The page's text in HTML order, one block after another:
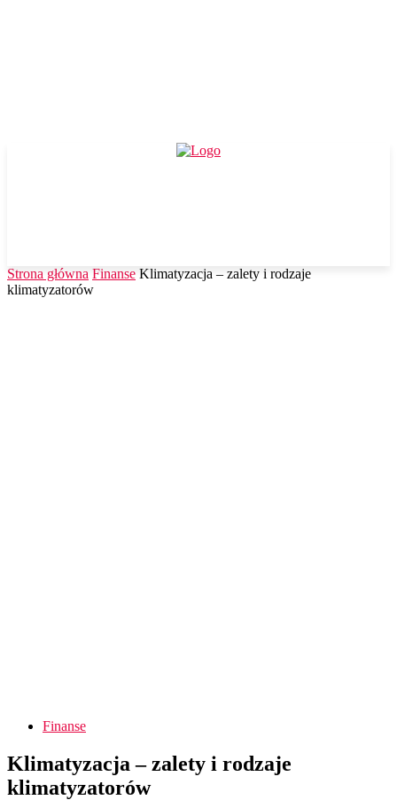
Strona główna Finanse Klimatyzacja – zalety i rodzaje
klimatyzatorów
Finanse
Klimatyzacja – zalety i rodzaje
klimatyzatorów